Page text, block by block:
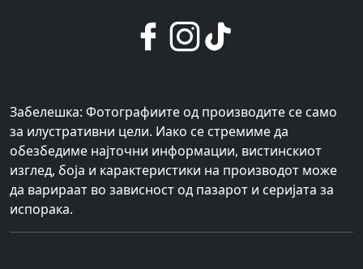
Забелешка: Фотографиите од производите се само
за илустративни цели. Иако се стремиме да
обезбедиме најточни информации, вистинскиот
изглед, боја и карактеристики на производот може
да варираат во зависност од пазарот и серијата за
испорака.